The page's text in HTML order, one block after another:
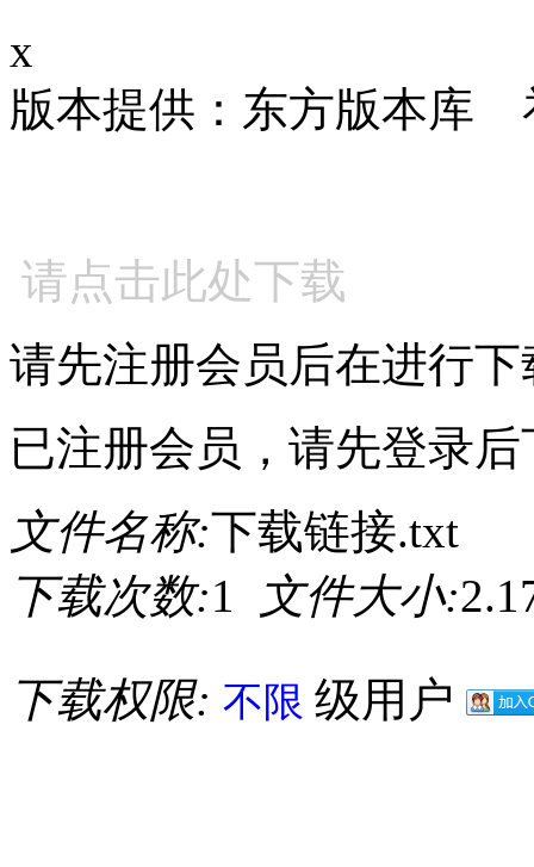
x
版本提供：东方版本
请点击此处下载
请先注册会员后在进行下
已注册会员，请先登录后
文件名称:下载链接.txt
下载次数:1 文件大小:
下载权限: 不限 级用户